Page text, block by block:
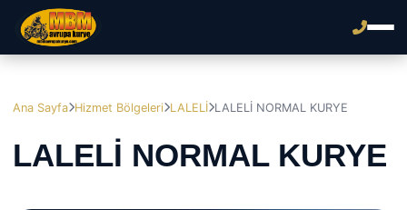
Ana Sayfa Hizmet Bölgeleri LALELİ LALELİ NORMAL KURYE
LALELİ NORMAL KURYE